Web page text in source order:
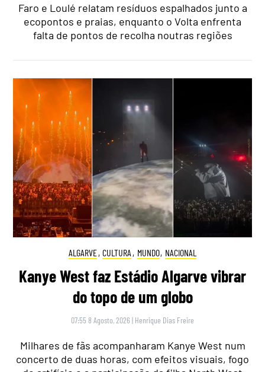
Faro e Loulé relatam resíduos espalhados junto a
ecopontos e praias, enquanto o Volta enfrenta
falta de pontos de recolha noutras regiões
ALGARVE, CULTURA , MUNDO, NACIONAL
Kanye West faz Estádio Algarve vibrar
do topo de um globo
07:55 8 Agosto, 2026 | Henrique Dias Freire
Milhares de fãs acompanharam Kanye West num
concerto de duas horas, com efeitos visuais, fogo